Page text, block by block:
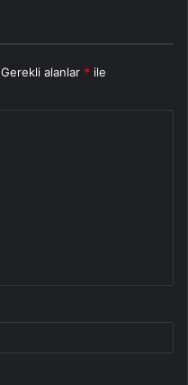
Gerekli alanlar * ile